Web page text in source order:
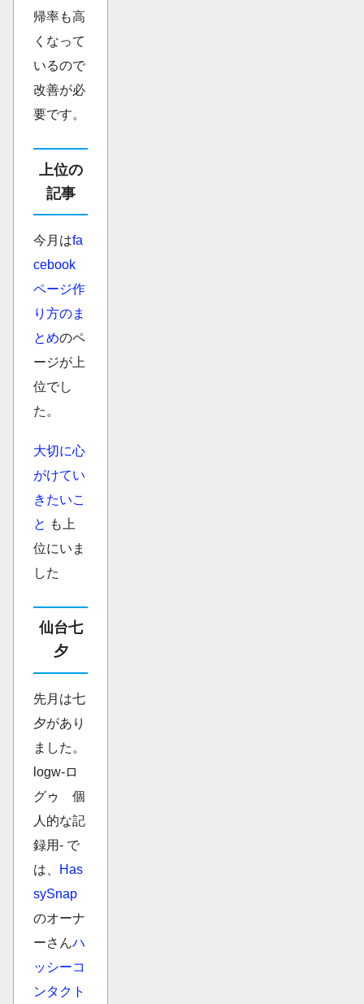
帰率も高
くなって
いるので
改善が必
要です。
上位の
記事
今月はfa
cebook
ページ作
り方のま
とめのペ
ージが上
位でし
た。
大切に心
がけてい
きたいこ
と も上
位にいま
した
仙台七
夕
先月は七
夕があり
ました。
logw-ロ
グゥ 個
人的な記
録用- で
は、
Has
sySnap
のオーナ
ーさんハ
ッシーコ
ンタクト